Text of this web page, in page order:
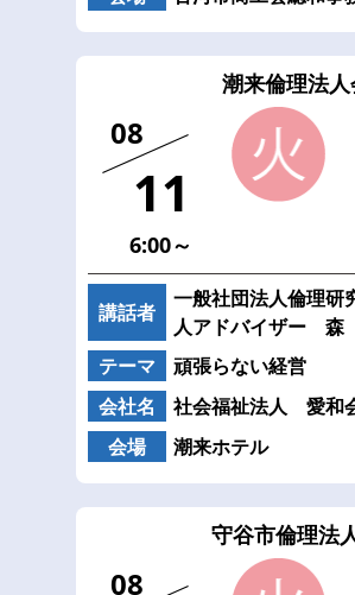
潮来倫理法
08
11
6:00～
講話者
一般社団法人倫理
人アドバイザー
テーマ
頑張らない経営
会社名
社会福祉法人 愛和
会場
潮来ホテル
守谷市倫理法
08